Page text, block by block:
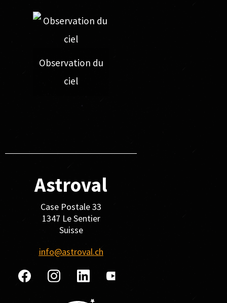
Observation du
ciel
Astroval
Case Postale 33
1347 Le Sentier
Suisse
info@astroval.ch